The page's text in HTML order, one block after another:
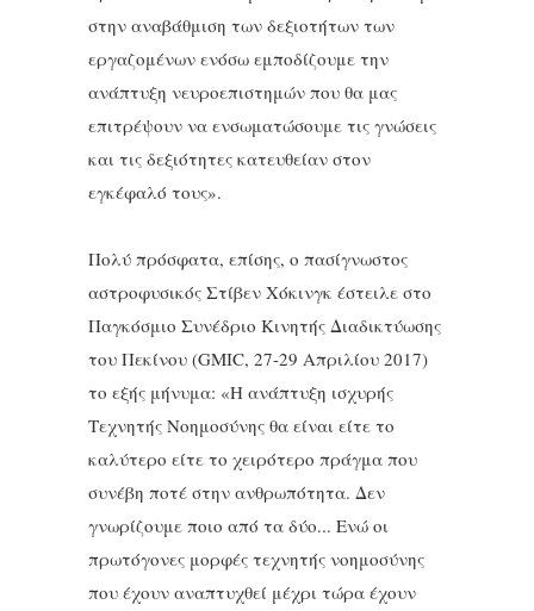
στην αναβάθμιση των δεξιοτήτων των
εργαζομένων ενόσω εμποδίζουμε την
ανάπτυξη νευροεπιστημών που θα μας
επιτρέψουν να ενσωματώσουμε τις γνώσεις
και τις δεξιότητες κατευθείαν στον
εγκέφαλό τους».
Πολύ πρόσφατα, επίσης, ο πασίγνωστος
αστροφυσικός Στίβεν Χόκινγκ έστειλε στο
Παγκόσμιο Συνέδριο Κινητής Διαδικτύωσης
του Πεκίνου (GMIC, 27-29 Απριλίου 2017)
το εξής μήνυμα: «Η ανάπτυξη ισχυρής
Τεχνητής Νοημοσύνης θα είναι είτε το
καλύτερο είτε το χειρότερο πράγμα που
συνέβη ποτέ στην ανθρωπότητα. Δεν
γνωρίζουμε ποιο από τα δύο... Ενώ οι
πρωτόγονες μορφές τεχνητής νοημοσύνης
που έχουν αναπτυχθεί μέχρι τώρα έχουν